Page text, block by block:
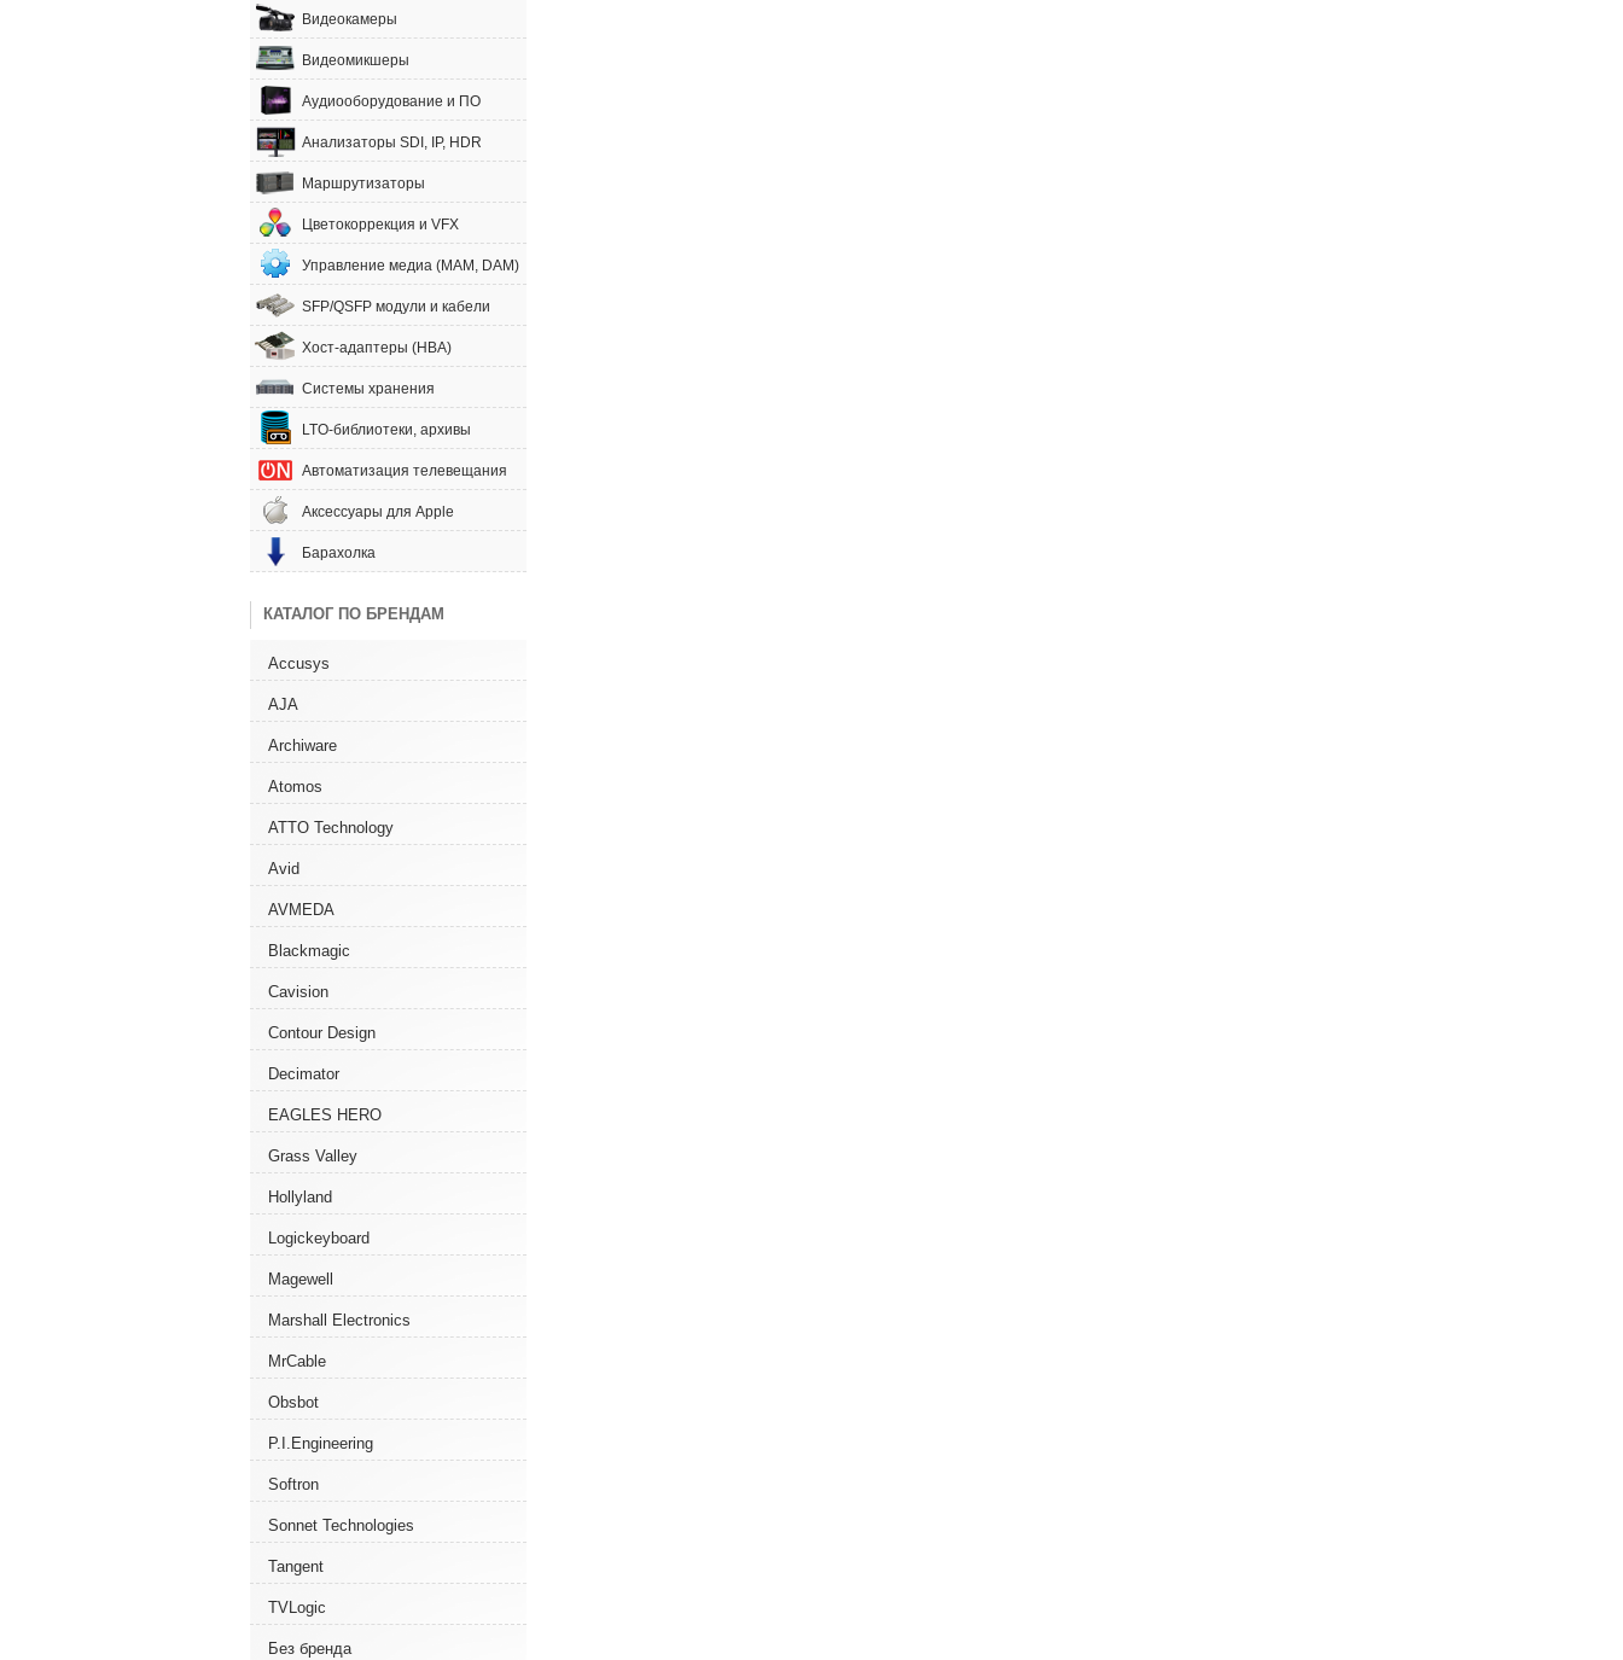
Видеокамеры
Видеомикшеры
Аудиооборудование и ПО
Анализаторы SDI, IP, HDR
Маршрутизаторы
Цветокоррекция и VFX
Управление медиа (MAM, DAM)
SFP/QSFP модули и кабели
Хост-адаптеры (HBA)
Системы хранения
LTO-библиотеки, архивы
Автоматизация телевещания
Аксессуары для Apple
Барахолка
КАТАЛОГ ПО БРЕНДАМ
Accusys
AJA
Archiware
Atomos
ATTO Technology
Avid
AVMEDA
Blackmagic
Cavision
Contour Design
Decimator
EAGLES HERO
Grass Valley
Hollyland
Logickeyboard
Magewell
Marshall Electronics
MrCable
Obsbot
P.I.Engineering
Softron
Sonnet Technologies
Tangent
TVLogic
Без бренда